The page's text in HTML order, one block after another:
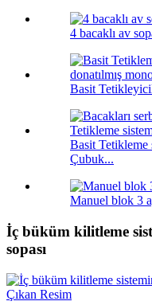
4 bacaklı av
Basit
Basit Tetikleme
Çubuk...
Manuel blok 3
İç büküm kilitleme
sopası